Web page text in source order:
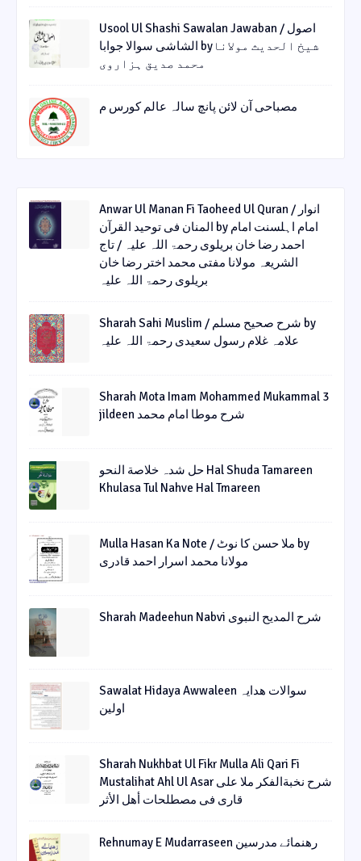
Usool Ul Shashi Sawalan Jawaban / اصول
الشاشی سوالا جوابا byشیخ الحدیث مولانا
محمد صدیق ہزاروی
مصباحی آن لائن پانچ سالہ عالم کورس م
Anwar Ul Manan Fi Taoheed Ul Quran / انوار
المنان فی توحید القرآن by امام اہلسنت امام
احمد رضا خان بریلوی رحمۃ اللہ علیہ / تاج
الشریعہ مولانا مفتی محمد اختر رضا خان
بریلوی رحمۃ اللہ علیہ
Sharah Sahi Muslim / شرح صحیح مسلم by
علامہ غلام رسول سعیدی رحمۃ اللہ علیہ
Sharah Mota Imam Mohammed Mukammal 3
jildeen شرح موطا امام محمد
حل شدہ خلاصة النحو Hal Shuda Tamareen
Khulasa Tul Nahve Hal Tmareen
Mulla Hasan Ka Note / ملا حسن کا نوٹ by
مولانا محمد اسرار احمد قادری
Sharah Madeehun Nabvi شرح المدیح النبوی
Sawalat Hidaya Awwaleen سوالات ھدایہ
اولین
Sharah Nukhbat Ul Fikr Mulla Ali Qari Fi
Mustalihat Ahl Ul Asar شرح نخبةالفکر ملا علی
قاری فی مصطلحات أھل الأثر
Rehnumay E Mudarraseen رهنمائے مدرسین